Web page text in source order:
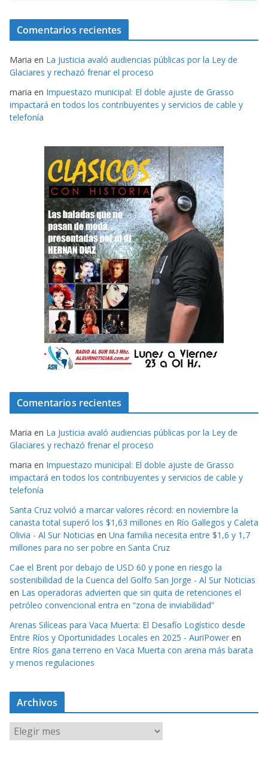
Comentarios recientes
Maria en La Justicia avaló audiencias públicas por la Ley de
Glaciares y rechazó frenar el proceso
maria en Impuestazo municipal: El doble ajuste de Grasso
impactará en todos los contribuyentes y servicios de cable y
telefonía
Comentarios recientes
Maria en La Justicia avaló audiencias públicas por la Ley de
Glaciares y rechazó frenar el proceso
maria en Impuestazo municipal: El doble ajuste de Grasso
impactará en todos los contribuyentes y servicios de cable y
telefonía
Santa Cruz volvió a marcar valores récord: en noviembre la
canasta total superó los $1,63 millones en Río Gallegos y Caleta
Olivia - Al Sur Noticias en Una familia necesita entre $1,6 y 1,7
millones para no ser pobre en Santa Cruz
Cae el Brent por debajo de USD 60 y pone en riesgo la
sostenibilidad de la Cuenca del Golfo San Jorge - Al Sur Noticias
en Las operadoras advierten que sin quita de retenciones el
petróleo convencional entra en “zona de inviabilidad”
Arenas Silíceas para Vaca Muerta: El Desafío Logístico desde
Entre Ríos y Oportunidades Locales en 2025 - AuriPower en
Entre Ríos gana terreno en Vaca Muerta con arena más barata
y menos regulaciones
Archivos
r